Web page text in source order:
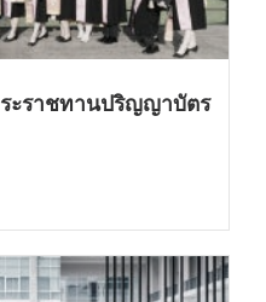
ะราชทานปริญญาบัตร